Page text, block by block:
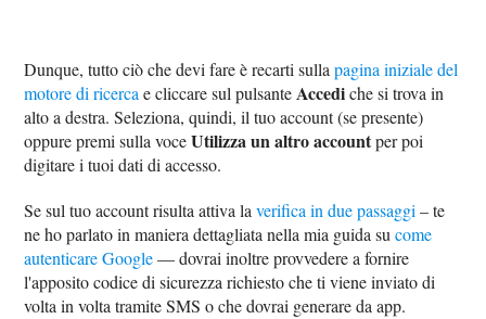
Dunque, tutto ciò che devi fare è recarti sullapagina iniziale del
motore di ricercae cliccare sul pulsanteAccediche si trova in
alto a destra. Seleziona, quindi, il tuo account (se presente)
oppure premi sulla voceUtilizza un altro accountper poi
digitare i tuoi dati di accesso.
Se sul tuo account risulta attiva laverifica in due passaggi– te
ne ho parlato in maniera dettagliata nella mia guida sucome
autenticare Google— dovrai inoltre provvedere a fornire
l'apposito codice di sicurezza richiesto che ti viene inviato di
volta in volta tramite SMS o che dovrai generare da app.